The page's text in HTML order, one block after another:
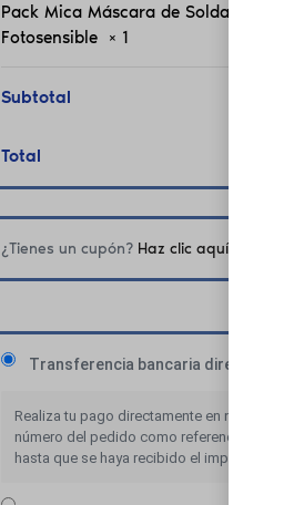
Pack Mica Máscara de Soldar
Fotosensible × 1
Subtotal
Total
¿Tienes un cupón? Haz clic aquí para
Transferencia bancaria directa
Realiza tu pago directamente en nuestra
número del pedido como referencia de
hasta que se haya recibido el importe en